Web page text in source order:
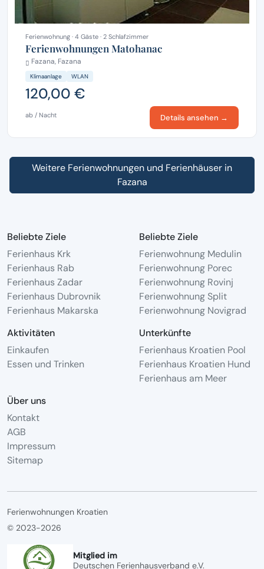
Ferienwohnung · 4 Gäste · 2 Schlafzimmer
Ferienwohnungen Matohanac
Fazana, Fazana
Klimaanlage WLAN
120,00 €
ab / Nacht Details ansehen →
Weitere Ferienwohnungen und Ferienhäuser in
Fazana
Beliebte Ziele
Ferienhaus Krk
Ferienhaus Rab
Ferienhaus Zadar
Ferienhaus Dubrovnik
Ferienhaus Makarska
Beliebte Ziele
Ferienwohnung Medulin
Ferienwohnung Porec
Ferienwohnung Rovinj
Ferienwohnung Split
Ferienwohnung Novigrad
Aktivitäten
Einkaufen
Essen und Trinken
Unterkünfte
Ferienhaus Kroatien Pool
Ferienhaus Kroatien Hund
Ferienhaus am Meer
Über uns
Kontakt
AGB
Impressum
Sitemap
Ferienwohnungen Kroatien
© 2023-2026
Mitglied im
Deutschen Ferienhausverband e.V.